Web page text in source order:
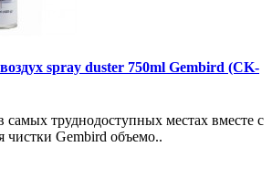
spray duster 750ml Gembird (CK-
самых труднодоступных местах вместе с
чистки Gembird объемо..